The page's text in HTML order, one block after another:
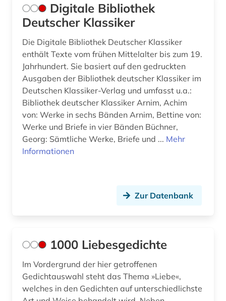
Digitale Bibliothek
Deutscher Klassiker
Die Digitale Bibliothek Deutscher Klassiker
enthält Texte vom frühen Mittelalter bis zum 19.
Jahrhundert. Sie basiert auf den gedruckten
Ausgaben der Bibliothek deutscher Klassiker im
Deutschen Klassiker-Verlag und umfasst u.a.:
Bibliothek deutscher Klassiker Arnim, Achim
von: Werke in sechs Bänden Arnim, Bettine von:
Werke und Briefe in vier Bänden Büchner,
Georg: Sämtliche Werke, Briefe und ... Mehr
Informationen
Zur Datenbank
1000 Liebesgedichte
Im Vordergrund der hier getroffenen
Gedichtauswahl steht das Thema »Liebe«,
welches in den Gedichten auf unterschiedlichste